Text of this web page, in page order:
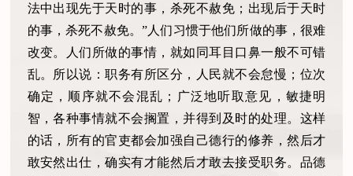
法中出现先于天时的事，杀死不赦免；出现后于天时
的事，杀死不赦免。”人们习惯于他们所做的事，很难
改变。人们所做的事情，就如同耳目口鼻一般不可错
乱。所以说：职务有所区分，人民就不会怠慢；位次
确定，顺序就不会混乱；广泛地听取意见，敏捷明
智，各种事情就不会搁置，并得到及时的处理。这样
的话，所有的官吏都会加强自己德行的修养，然后才
敢安然出仕，确实有才能然后才敢去接受职务。品德